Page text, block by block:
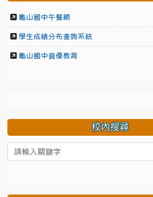
龜山國中午餐網
學生成績分布查詢系統
龜山國中資優教育
校內搜尋